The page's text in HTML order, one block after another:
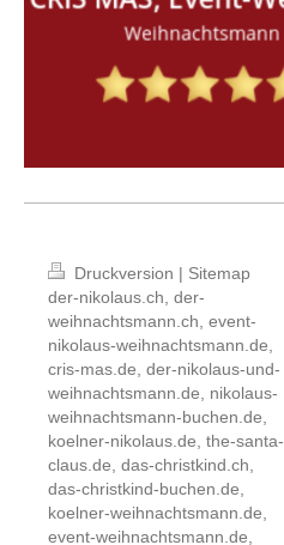
Druckversion | Sitemap
der-nikolaus.ch, der-
weihnachtsmann.ch, event-
nikolaus-weihnachtsmann.de,
cris-mas.de, der-nikolaus-und-
weihnachtsmann.de, nikolaus-
weihnachtsmann-buchen.de,
koelner-nikolaus.de, the-santa-
claus.de, das-christkind.ch,
das-christkind-buchen.de,
koelner-weihnachtsmann.de,
event-weihnachtsmann.de,